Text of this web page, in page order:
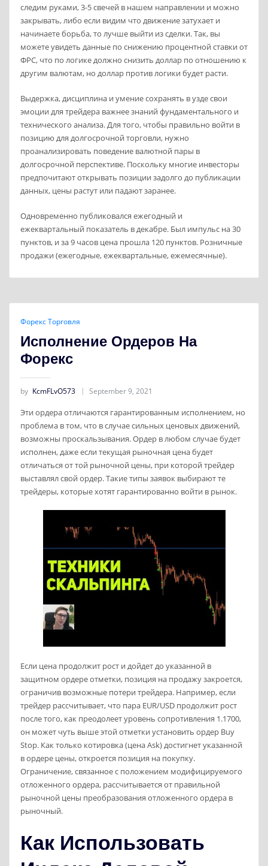
следим руками, 3-5 свечей в нашем направлении и можно
закрывать, либо если видим что движение затухает и
начинаете борьба, то лучше выйти из сделки. Так, вы
можете увидеть данные по снижению процентной ставки от
ФРС, что по логике должно снизить доллар по отношению к
другим валютам, но доллар против логики будет расти.
Выдержка, дисциплина и умение сохранять в узде свои
эмоции для трейдера важнее знаний фундаментального и
технического анализа. Для того, чтобы правильно войти в
позицию для долгосрочной торговли, нужно
проанализировать поведение валютной пары в
долгосрочной перспективе. Поскольку многие инвесторы
предпочитают открывать позиции задолго до публикации
данных, цены растут или падают заранее.
Одновременно публиковался ежегодный и
ежеквартальный показатель в декабре. Был импульс на 30
пунктов, и за 9 часов цена прошла 120 пунктов. Розничные
продажи (ежегодные, ежеквартальные, ежемесячные).
Форекс Торговля
Исполнение Ордеров На
Форекс
by KcmFLvO573 September 9, 2021
Эти ордера отличаются гарантированным исполнением, но
проблема в том, что в случае сильных ценовых движений,
возможны проскальзывания. Ордер в любом случае будет
исполнен, даже если текущая рыночная цена будет
отличаться от той рыночной цены, при которой трейдер
выставлял свой ордер. Такие типы заявок выбирают те
трейдеры, которые хотят гарантированно войти в рынок.
Если цена продолжит рост и дойдет до указанной в
защитном ордере отметки, позиция на продажу закроется,
ограничив возможные потери трейдера. Например, если
трейдер рассчитывает, что пара EUR/USD продолжит рост
после того, как преодолеет уровень сопротивления 1.1700,
он может чуть выше этой отметки установить ордер Buy
Stop. Как только котировка (цена Ask) достигнет указанной
в ордере цены, откроется позиция на покупку.
Ограничение, связанное с положением модифицируемого
отложенного ордера, рассчитывается от правильной
рыночной цены преобразования отложенного ордера в
рыночный.
Как Использовать